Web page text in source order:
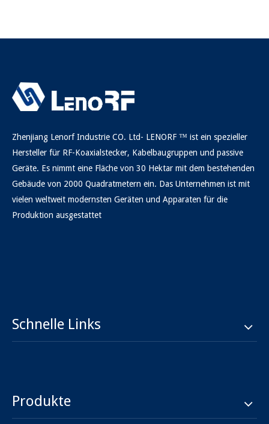
Zhenjiang Lenorf Industrie CO. Ltd- LENORF ™ ist ein spezieller
Hersteller für RF-Koaxialstecker, Kabelbaugruppen und passive
Geräte. Es nimmt eine Fläche von 30 Hektar mit dem bestehenden
Gebäude von 2000 Quadratmetern ein. Das Unternehmen ist mit
vielen weltweit modernsten Geräten und Apparaten für die
Produktion ausgestattet
Schnelle Links
Produkte